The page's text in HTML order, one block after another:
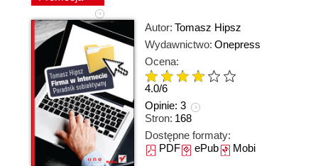
Autor: Tomasz Hipsz
Wydawnictwo: Onepress
Ocena:
4.0/6
Opinie: 3
Stron: 168
Dostępne formaty:
PDFePubMobi